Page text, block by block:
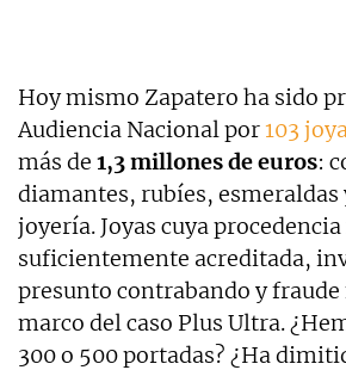
Hoy mismo Zapatero ha sido
Audiencia Nacional por103
más de 1,3 millones de euros:
diamantes, rubíes, esmeraldas
joyería. Joyas cuya
suficientemente acreditada,
presunto contrabando y fraude
marco del caso Plus Ultra.
300 o 500 portadas? ¿Ha